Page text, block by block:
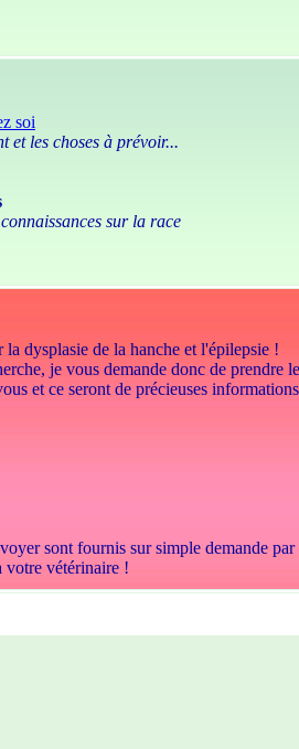
soi
et les choses à prévoir...
sur la race
dysplasie de la hanche et l'épilepsie !
je vous demande donc de prendre
et ce seront de précieuses
sont fournis sur simple demande
votre vétérinaire !